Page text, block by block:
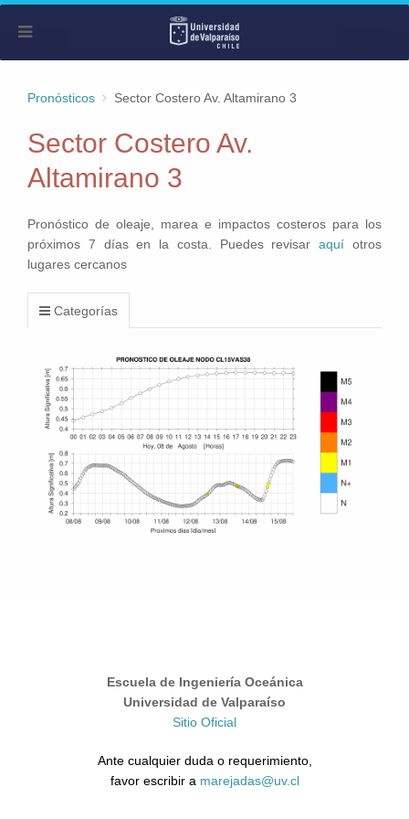
Pronósticos Sector Costero Av. Altamirano 3
Sector Costero Av.
Altamirano 3
Pronóstico de oleaje, marea e impactos costeros para los
próximos 7 días en la costa. Puedes revisaraquí otros
lugares cercanos
Categorías
Escuela de Ingeniería Oceánica
Universidad de Valparaíso
Sitio Oficial
Ante cualquier duda o requerimiento,
favor escribir a marejadas@uv.cl